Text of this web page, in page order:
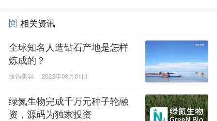
相关资讯
全球知名人造钻石产地是怎样
炼成的？
服饰美容 2022年08月01日
绿氮生物完成千万元种子轮融
资，源码为独家投资